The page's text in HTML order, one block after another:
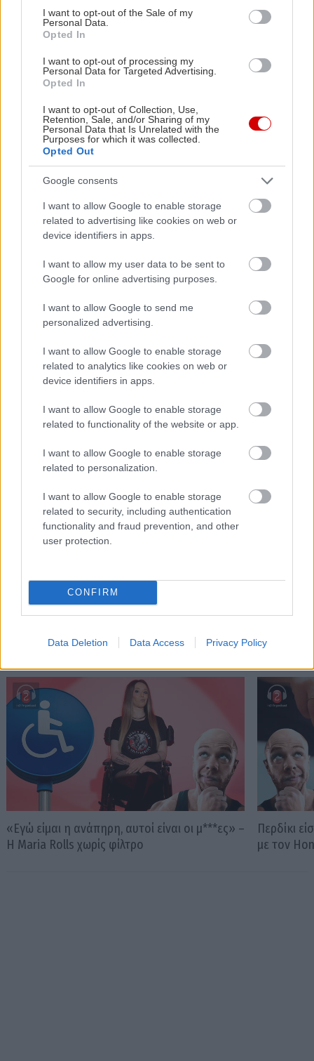
consent section.
I want to opt-out of the Sale of my
Personal Data.
Opted In
I want to opt-out of processing my
Personal Data for Targeted Advertising.
Opted In
I want to opt-out of Collection, Use,
Retention, Sale, and/or Sharing of my
Personal Data that Is Unrelated with the
Purposes for which it was collected.
Opted Out
Google consents
I want to allow Google to enable storage
related to advertising like cookies on web or
device identifiers in apps.
I want to allow my user data to be sent to
Google for online advertising purposes.
I want to allow Google to send me
personalized advertising.
I want to allow Google to enable storage
related to analytics like cookies on web or
device identifiers in apps.
I want to allow Google to enable storage
related to functionality of the website or app.
I want to allow Google to enable storage
related to personalization.
I want to allow Google to enable storage
related to security, including authentication
functionality and fraud prevention, and other
user protection.
CONFIRM
Data Deletion Data Access Privacy Policy
Ο Σπύρος Γραμμένος στην Τεχνόπολη του
«Εγώ είμαι η ανάπηρη, αυτοί είναι οι μ***ες» –
Η Maria Rolls χωρίς φίλτρο
Περδίκι
με τον